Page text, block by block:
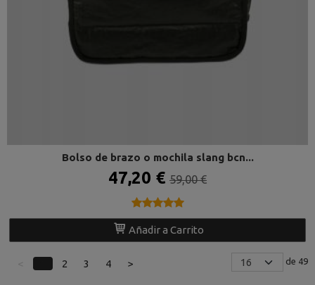
Bolso de brazo o mochila slang bcn...
47,20 € 59,00 €
★★★★★
★★★★★
Añadir a Carrito
2 3 4 > de 49